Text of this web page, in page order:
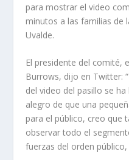
para mostrar el video
minutos a las familias de
Uvalde.
El presidente del comité,
Burrows, dijo en Twitter:
del video del pasillo se
alegro de que una
para el público, creo que
observar todo el
fuerzas del orden